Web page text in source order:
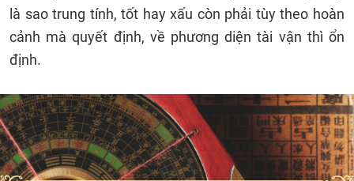
là sao trung tính, tốt hay xấu còn phải tùy theo hoàn
cảnh mà quyết định, về phương diện tài vận thì ổn
định.